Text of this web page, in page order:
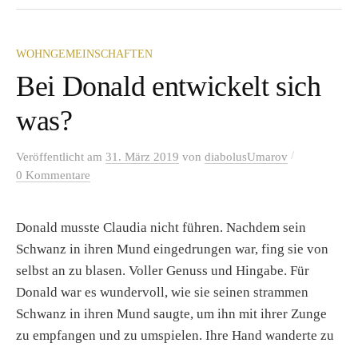
WOHNGEMEINSCHAFTEN
Bei Donald entwickelt sich
was?
Veröffentlicht am 31. März 2019 von diabolusUmarov /
0 Kommentare
Donald musste Claudia nicht führen. Nachdem sein
Schwanz in ihren Mund eingedrungen war, fing sie von
selbst an zu blasen. Voller Genuss und Hingabe. Für
Donald war es wundervoll, wie sie seinen strammen
Schwanz in ihren Mund saugte, um ihn mit ihrer Zunge
zu empfangen und zu umspielen. Ihre Hand wanderte zu